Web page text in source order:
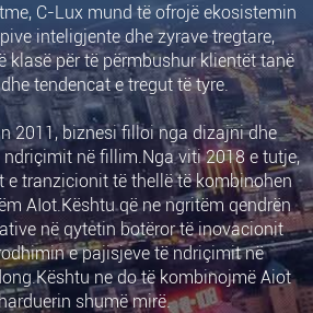
C-Lux mund të ofrojë ekosistemin
inteligjente dhe zyrave tregtare,
klasë për të përmbushur klientët tanë
tendencat e tregut të tyre.
2011, biznesi filloi nga dizajni dhe
në fillim.Nga viti 2018 e tutje,
e tranzicionit të thellë të kombinohen
AIot.Kështu që ne ngritëm qendrën
në qytetin botëror të inovacionit
e pajisjeve të ndriçimit në
ne do të kombinojmë Aiot
shumë mirë.